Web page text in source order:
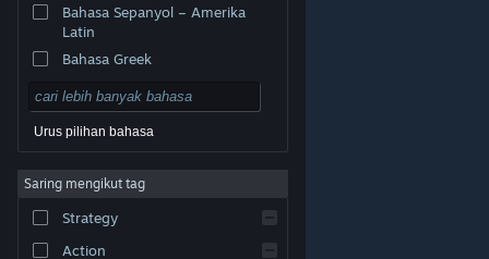
© Valve Corporation. Hak cipta terpelihara. Semua
tanda dagangan ialah hak milik pemilik masing-masing
Perundangan|Accessibility
Steam| Bayaran balik
Bahasa Sepanyol – Amerika
Latin
Bahasa Greek
Urus pilihan bahasa
Saring mengikut tag
Strategy
Action